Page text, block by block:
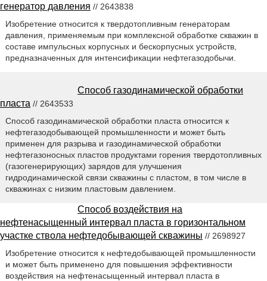
генератор давления // 2643838
Изобретение относится к твердотопливным генераторам
давления, применяемым при комплексной обработке скважин в
составе импульсных корпусных и бескорпусных устройств,
предназначенных для интенсификации нефтегазодобычи.
Способ газодинамической обработки
пласта // 2643533
Способ газодинамической обработки пласта относится к
нефтегазодобывающей промышленности и может быть
применен для разрыва и газодинамической обработки
нефтегазоносных пластов продуктами горения твердотопливных
(газогенерирующих) зарядов для улучшения
гидродинамической связи скважины с пластом, в том числе в
скважинах с низким пластовым давлением.
Способ воздействия на
нефтенасыщенный интервал пласта в горизонтальном
участке ствола нефтедобывающей скважины // 2698927
Изобретение относится к нефтедобывающей промышленности
и может быть применено для повышения эффективности
воздействия на нефтенасыщенный интервал пласта в